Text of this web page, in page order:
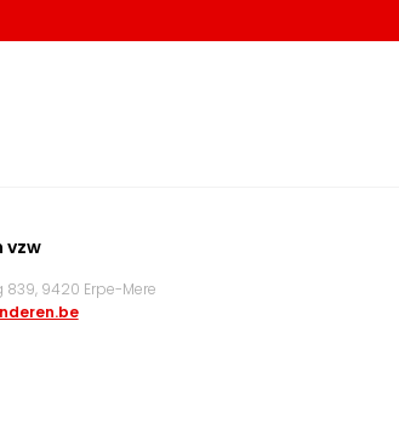
vzw
9420 Erpe-Mere